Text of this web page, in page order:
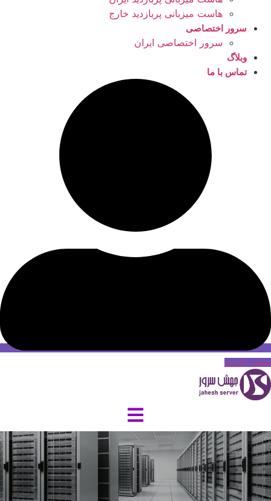
هاست میزبانی پربازدید خارج
سرور اختصاصی
سرور اختصاصی ایران
وبلاگ
تماس با ما
حساب کاربری